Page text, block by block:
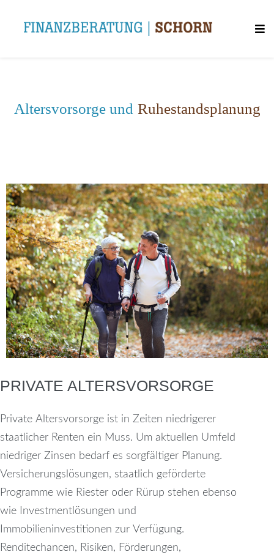
Altersvorsorge und Ruhestandsplanung
PRIVATE ALTERSVORSORGE
Private Altersvorsorge ist in Zeiten niedrigerer
staatlicher Renten ein Muss. Um aktuellen Umfeld
niedriger Zinsen bedarf es sorgfältiger Planung.
Versicherungslösungen, staatlich geförderte
Programme wie Riester oder Rürup stehen ebenso
wie Investmentlösungen und
Immobilieninvestitionen zur Verfügung.
Renditechancen, Risiken, Förderungen,